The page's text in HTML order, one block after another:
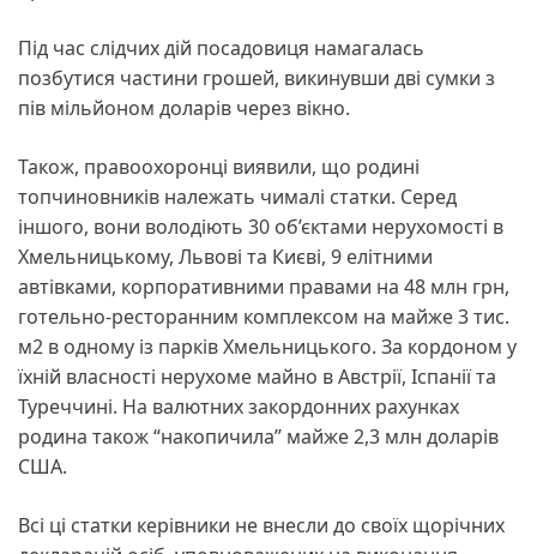
Під час слідчих дій посадовиця намагалась
позбутися частини грошей, викинувши дві сумки з
пів мільйоном доларів через вікно.
Також, правоохоронці виявили, що родині
топчиновників належать чималі статки. Серед
іншого, вони володіють 30 об’єктами нерухомості в
Хмельницькому, Львові та Києві, 9 елітними
автівками, корпоративними правами на 48 млн грн,
готельно-ресторанним комплексом на майже 3 тис.
м2 в одному із парків Хмельницького. За кордоном у
їхній власності нерухоме майно в Австрії, Іспанії та
Туреччині. На валютних закордонних рахунках
родина також “накопичила” майже 2,3 млн доларів
США.
Всі ці статки керівники не внесли до своїх щорічних